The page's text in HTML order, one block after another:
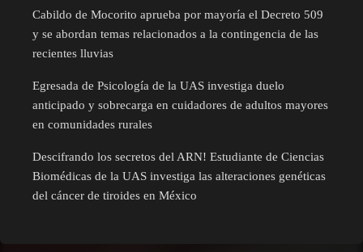
Cabildo de Mocorito aprueba por mayoría el Decreto 509
y se abordan temas relacionados a la contingencia de las
recientes lluvias
Egresada de Psicología de la UAS investiga duelo
anticipado y sobrecarga en cuidadores de adultos mayores
en comunidades rurales
Descifrando los secretos del ARN! Estudiante de Ciencias
Biomédicas de la UAS investiga las alteraciones genéticas
del cáncer de tiroides en México